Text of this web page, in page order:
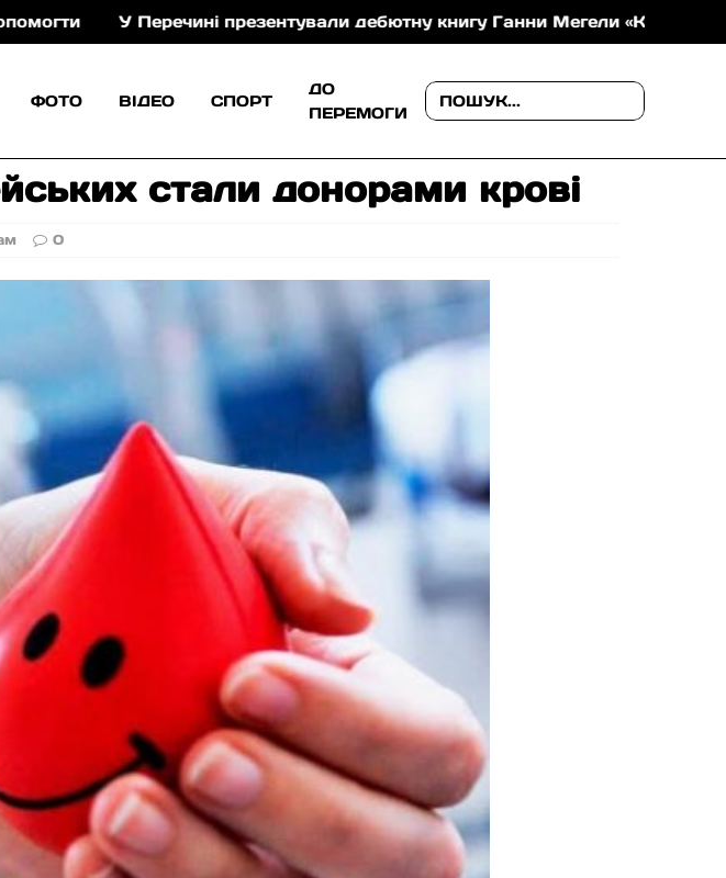
У Перечині презентували дебютну книгу Ганни Мегели «Коли літа поважні
ФОТО ВІДЕО СПОРТ
ДО
ПЕРЕМОГИ
стали донорами крові
0